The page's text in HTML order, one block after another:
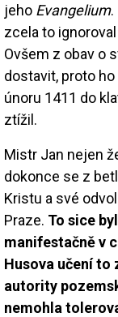
jeho Evangelium.
zcela to
Ovšem z obav o
dostavit, proto
únoru 1411 do
ztížil.
Mistr Jan nejen
dokonce se z
Kristu a své
Praze. To sice
manifestačně v
Husova učení to
autority
nemohla